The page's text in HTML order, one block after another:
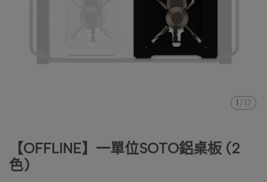
1 / 17
【OFFLINE】一單位SOTO鋁桌板 (2
色)